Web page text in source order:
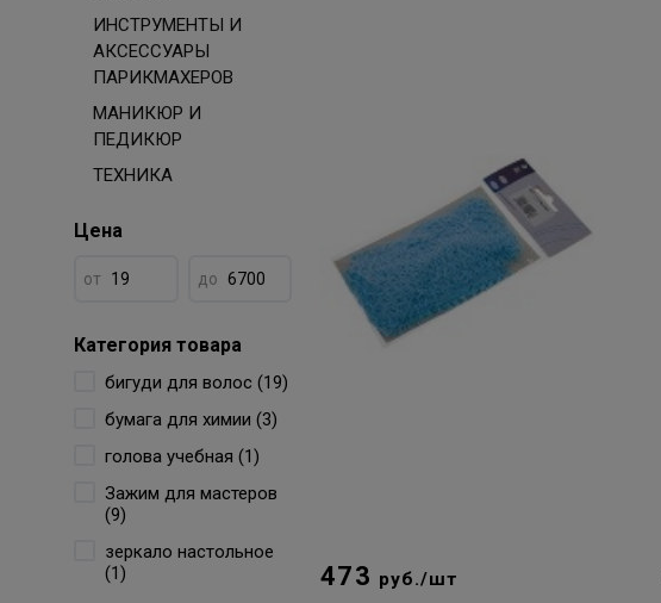
ИНСТРУМЕНТЫ И
АКСЕССУАРЫ
ПАРИКМАХЕРОВ
МАНИКЮР И
ПЕДИКЮР
ТЕХНИКА
Цена
от до
Категория товара
бигуди для волос (19)
бумага для химии (3)
голова учебная (1)
Зажим для мастеров
(9)
зеркало настольное
(1)
473 руб./шт